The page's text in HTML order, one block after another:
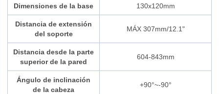
Dimensiones de la base 130x120mm
Distancia de extensión
del soporte
MÁX 307mm/12.1"
Distancia desde la parte
superior de la pared
604-843mm
Ángulo de inclinación
de la cabeza
+90°~-90°